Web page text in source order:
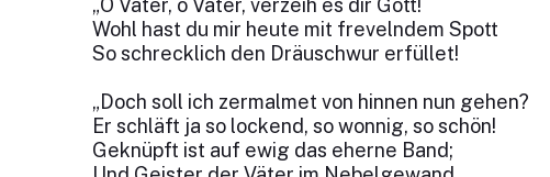
„O Vater, o Vater, verzeih es dir Gott!
Wohl hast du mir heute mit frevelndem Spott
So schrecklich den Dräuschwur erfüllet!
„Doch soll ich zermalmet von hinnen nun gehen?
Er schläft ja so lockend, so wonnig, so schön!
Geknüpft ist auf ewig das eherne Band;